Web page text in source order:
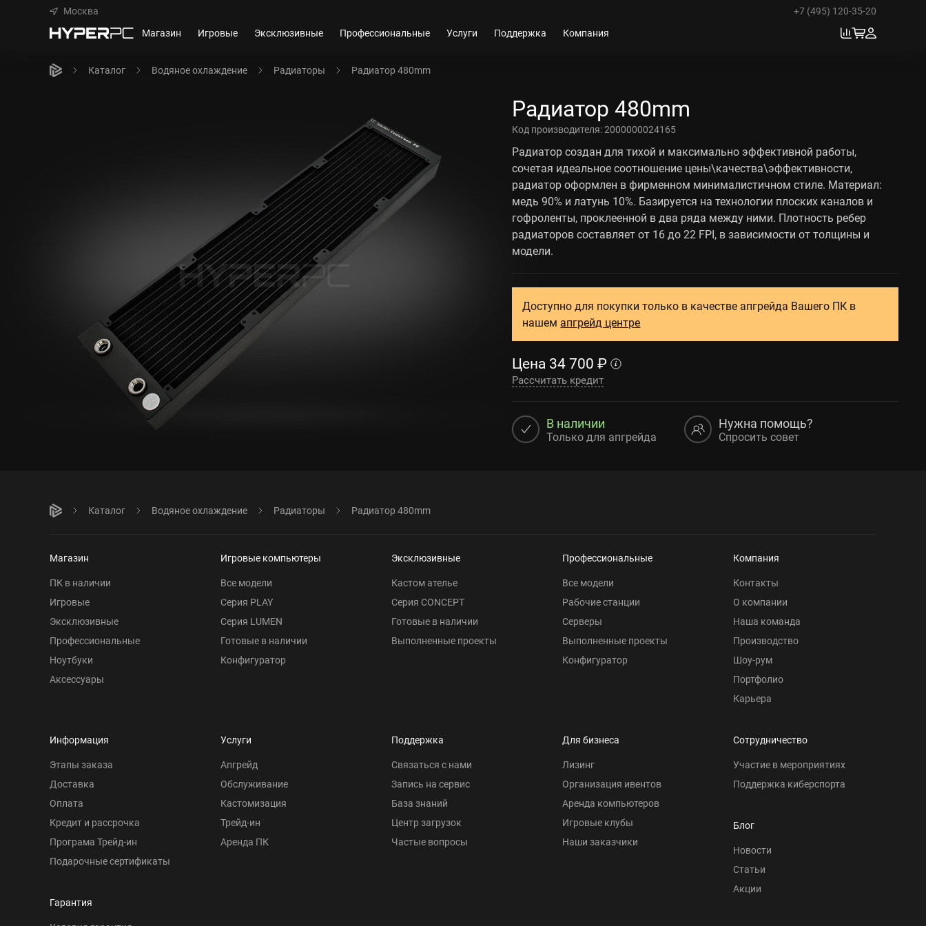
Москва
+7 (495) 120-35-20
Магазин
Игровые Эксклюзивные Профессиональные Услуги Поддержка Компания
Каталог Водяное охлаждение Радиаторы Радиатор 480mm
Радиатор 480mm
Код производителя:2000000024165
Радиатор создан для тихой и максимально эффективной работы,
сочетая идеальное соотношение цены\качества\эффективности,
радиатор оформлен в фирменном минималистичном стиле. Материал:
медь 90% и латунь 10%. Базируется на технологии плоских каналов и
гофроленты, проклеенной в два ряда между ними. Плотность ребер
радиаторов составляет от 16 до 22 FPI, в зависимости от толщины и
модели.
Доступно для покупки только в качестве апгрейда Вашего ПК в
нашем апгрейд центре
Цена 34 700 ₽
Рассчитать кредит
В наличии
Только для апгрейда
Нужна помощь?
Спросить совет
Каталог Водяное охлаждение Радиаторы Радиатор 480mm
Магазин
ПК в наличии
Игровые
Эксклюзивные
Профессиональные
Ноутбуки
Аксессуары
Игровые компьютеры
Все модели
Серия PLAY
Серия LUMEN
Готовые в наличии
Конфигуратор
Эксклюзивные
Кастом ателье
Серия CONCEPT
Готовые в наличии
Выполненные проекты
Профессиональные
Все модели
Рабочие станции
Серверы
Выполненные проекты
Конфигуратор
Компания
Контакты
О компании
Наша команда
Производство
Шоу-рум
Портфолио
Карьера
Информация
Этапы заказа
Доставка
Оплата
Кредит и рассрочка
Програма Трейд-ин
Подарочные сертификаты
Гарантия
Услуги
Апгрейд
Обслуживание
Кастомизация
Трейд-ин
Аренда ПК
Поддержка
Связаться с нами
Запись на сервис
База знаний
Центр загрузок
Частые вопросы
Для бизнеса
Лизинг
Организация ивентов
Аренда компьютеров
Игровые клубы
Наши заказчики
Сотрудничество
Участие в мероприятиях
Поддержка киберспорта
Блог
Новости
Статьи
Акции